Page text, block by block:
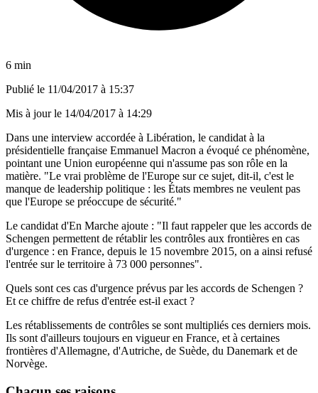
6 min
Publié le 11/04/2017 à 15:37
Mis à jour le 14/04/2017 à 14:29
Dans une interview accordée à Libération, le candidat à la
présidentielle française Emmanuel Macron a évoqué ce phénomène,
pointant une Union européenne qui n'assume pas son rôle en la
matière. "Le vrai problème de l'Europe sur ce sujet, dit-il, c'est le
manque de leadership politique : les États membres ne veulent pas
que l'Europe se préoccupe de sécurité."
Le candidat d'En Marche ajoute : "Il faut rappeler que les accords de
Schengen permettent de rétablir les contrôles aux frontières en cas
d'urgence : en France, depuis le 15 novembre 2015, on a ainsi refusé
l'entrée sur le territoire à 73 000 personnes".
Quels sont ces cas d'urgence prévus par les accords de Schengen ?
Et ce chiffre de refus d'entrée est-il exact ?
Les rétablissements de contrôles se sont multipliés ces derniers mois.
Ils sont d'ailleurs toujours en vigueur en France, et à certaines
frontières d'Allemagne, d'Autriche, de Suède, du Danemark et de
Norvège.